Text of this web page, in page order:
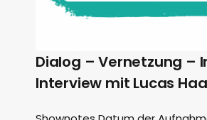
Dialog – Vernetzung –
Interview mit Lucas